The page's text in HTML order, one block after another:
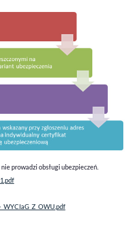
prowadzi obsługi ubezpieczeń.